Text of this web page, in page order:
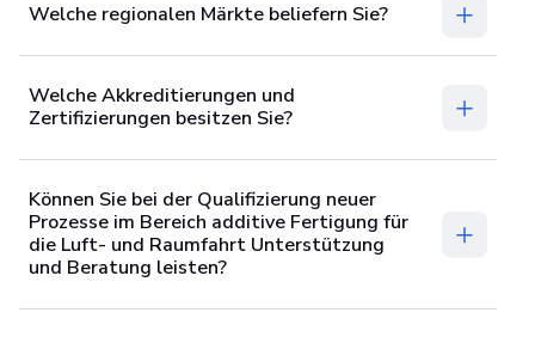
Welche regionalen Märkte beliefern Sie?
Welche Akkreditierungen und
Zertifizierungen besitzen Sie?
Können Sie bei der Qualifizierung neuer
Prozesse im Bereich additive Fertigung für
die Luft- und Raumfahrt Unterstützung
und Beratung leisten?